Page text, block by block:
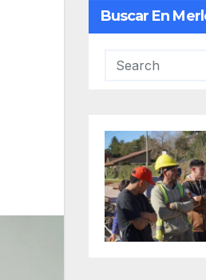
Buscar En